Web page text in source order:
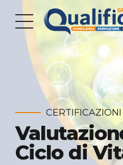
CERTIFICAZIONI
Ciclo di